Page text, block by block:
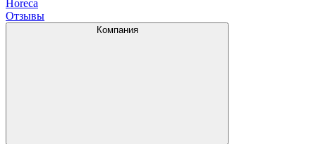
Horeca
Отзывы
Компания